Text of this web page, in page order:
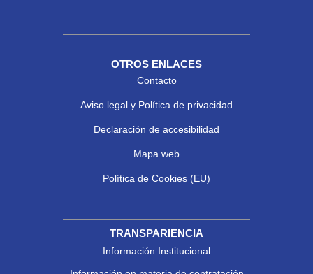
OTROS ENLACES
Contacto
Aviso legal y Política de privacidad
Declaración de accesibilidad
Mapa web
Política de Cookies (EU)
TRANSPARIENCIA
Información Institucional